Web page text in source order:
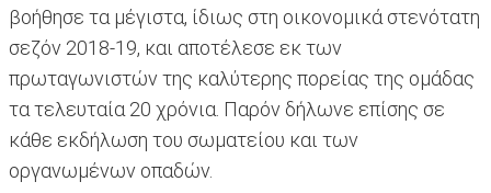
βοήθησε τα μέγιστα, ίδιως στη οικονομικά στενότατη
σεζόν 2018-19, και αποτέλεσε εκ των
πρωταγωνιστών της καλύτερης πορείας της ομάδας
τα τελευταία 20 χρόνια. Παρόν δήλωνε επίσης σε
κάθε εκδήλωση του σωματείου και των
οργανωμένων οπαδών.